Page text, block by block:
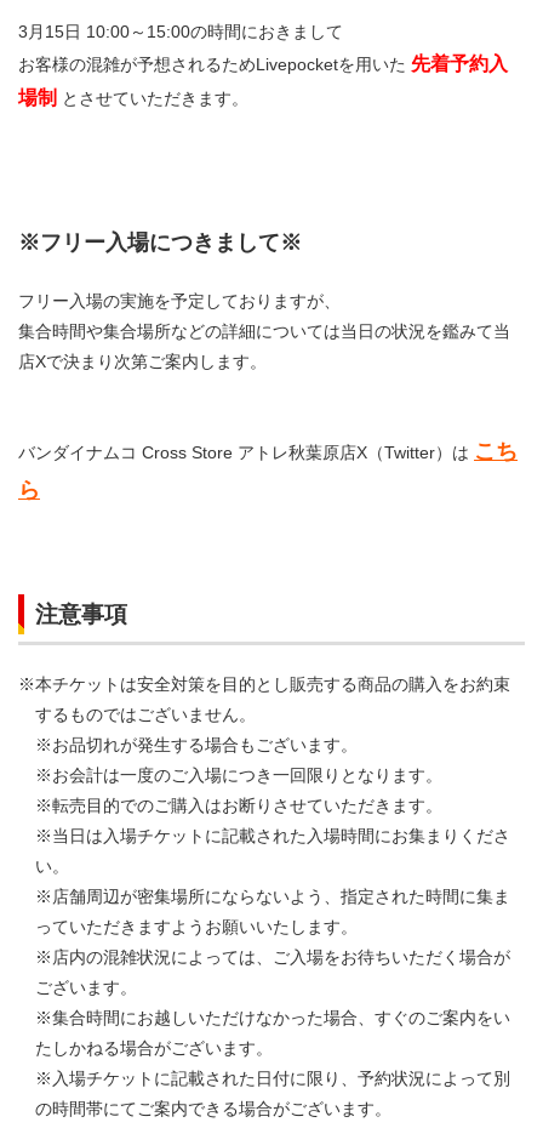
3月15日 10:00～15:00の時間におきまして
お客様の混雑が予想されるためLivepocketを用いた 先着予約入
場制 とさせていただきます。
※フリー入場につきまして※
フリー入場の実施を予定しておりますが、
集合時間や集合場所などの詳細については当日の状況を鑑みて当
店Xで決まり次第ご案内します。
バンダイナムコ Cross Store アトレ秋葉原店X（Twitter）は こち
ら
注意事項
※本チケットは安全対策を目的とし販売する商品の購入をお約束
するものではございません。
※お品切れが発生する場合もございます。
※お会計は一度のご入場につき一回限りとなります。
※転売目的でのご購入はお断りさせていただきます。
※当日は入場チケットに記載された入場時間にお集まりくださ
い。
※店舗周辺が密集場所にならないよう、指定された時間に集ま
っていただきますようお願いいたします。
※店内の混雑状況によっては、ご入場をお待ちいただく場合が
ございます。
※集合時間にお越しいただけなかった場合、すぐのご案内をい
たしかねる場合がございます。
※入場チケットに記載された日付に限り、予約状況によって別
の時間帯にてご案内できる場合がございます。